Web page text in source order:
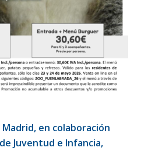
en colaboración
Juventud e Infancia,